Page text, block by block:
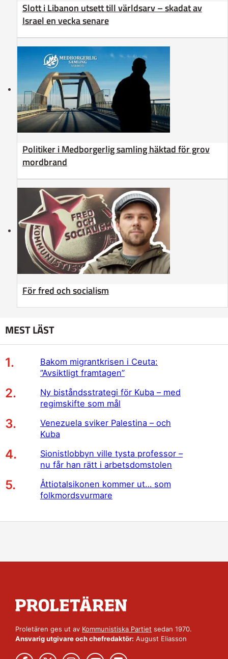
Slott i Libanon utsett till världsarv – skadat av
Israel en vecka senare
Politiker i Medborgerlig samling häktad för grov
mordbrand
För fred och socialism
MEST LÄST
Bakom migrantkrisen i Ceuta:
”Avsiktligt framtagen”
Ny biståndsstrategi för Kuba – med
regimskifte som mål
Venezuela sviker Palestina – och
Kuba
Sionistlobbyn ville tysta professor –
nu får han rätt i arbetsdomstolen
Åttiotalsikonen kommer ut… som
folkmordsvurmare
Proletären ges ut av Kommunistiska Partiet sedan 1970.
Ansvarig utgivare och chefredaktör: August Eliasson